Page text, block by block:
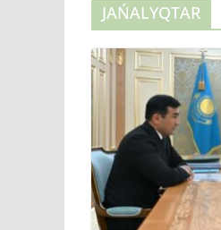
JAŃALYQTAR